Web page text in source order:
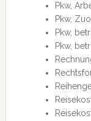
Pkw,
Pkw,
Pkw,
Pkw,